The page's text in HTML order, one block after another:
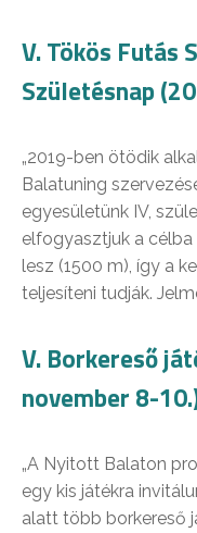
V. Tökös Futás
Születésnap
„2019-ben ötödik
Balatuning
egyesületünk IV,
elfogyasztjuk a
lesz (1500 m), így a
teljesíteni tudják.
V. Borkereső
november 8-
„A Nyitott Balaton
egy kis játékra
alatt több borkereső